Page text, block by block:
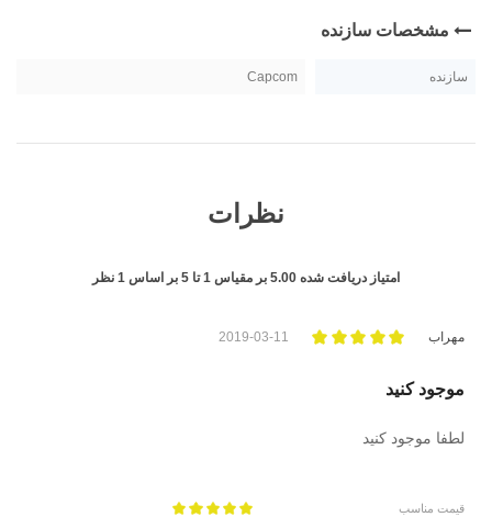
مشخصات سازنده
سازنده Capcom
نظرات
امتیاز دریافت شده 5.00 بر مقیاس 1تا 5 بر اساس 1 نظر
مهراب 2019-03-11
موجود کنید
لطفا موجود کنید
قیمت مناسب